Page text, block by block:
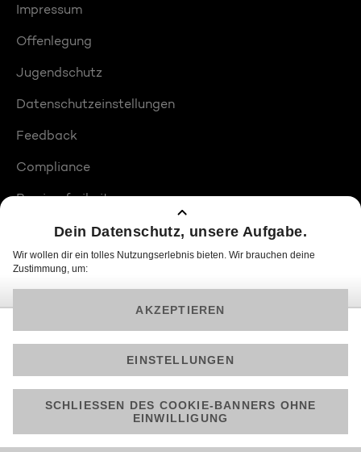
Impressum
Offenlegung
Jugendschutz
Datenschutzeinstellungen
Feedback
Compliance
Barrierefreiheit
Produktplatzierungen